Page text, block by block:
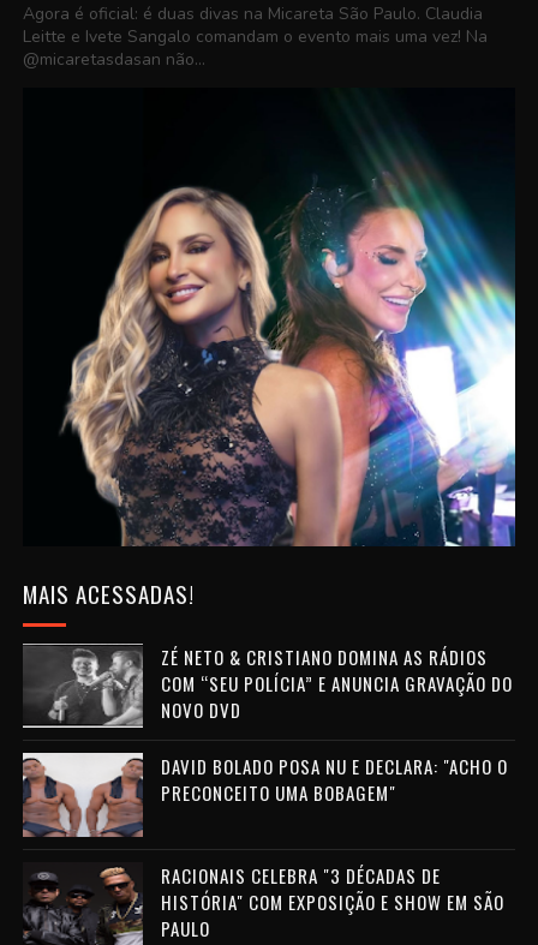
Agora é oficial: é duas divas na Micareta São Paulo. Claudia
Leitte e Ivete Sangalo comandam o evento mais uma vez! Na
@micaretasdasan não...
MAIS ACESSADAS!
ZÉ NETO & CRISTIANO DOMINA AS RÁDIOS
COM “SEU POLÍCIA” E ANUNCIA GRAVAÇÃO DO
NOVO DVD
DAVID BOLADO POSA NU E DECLARA: "ACHO O
PRECONCEITO UMA BOBAGEM"
RACIONAIS CELEBRA "3 DÉCADAS DE
HISTÓRIA" COM EXPOSIÇÃO E SHOW EM SÃO
PAULO